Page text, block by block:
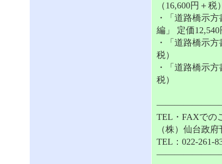
（16,600円＋税
・「道路橋示
編」 定価
・「道路橋示
税）
・「道路橋示
税）
TEL・FAXでの
（株）仙台政
TEL：022-261-